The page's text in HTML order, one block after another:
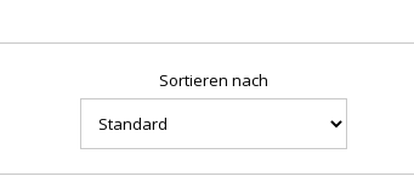
Sortieren nach